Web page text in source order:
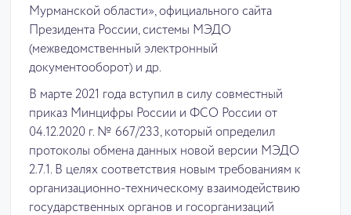
Мурманской области», официального сайта
Президента России, системы МЭДО
(межведомственный электронный
документооборот) и др.
В марте 2021 года вступил в силу совместный
приказ Минцифры России и ФСО России от
04.12.2020 г. № 667/233, который определил
протоколы обмена данных новой версии МЭДО
2.7.1. В целях соответствия новым требованиям к
организационно-техническому взаимодействию
государственных органов и госорганизаций